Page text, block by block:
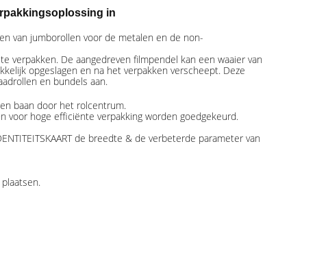
in
van jumborollen voor de metalen en de non-
De aangedreven filmpendel kan een waaier van
opgeslagen en na het verpakken verscheept. Deze
en bundels aan.
baan door het rolcentrum.
voor hoge efficiënte verpakking worden goedgekeurd.
de breedte & de verbeterde parameter van